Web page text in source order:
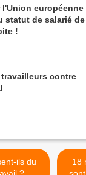
l'Union européenne
statut de salarié de
!
contre
?
18